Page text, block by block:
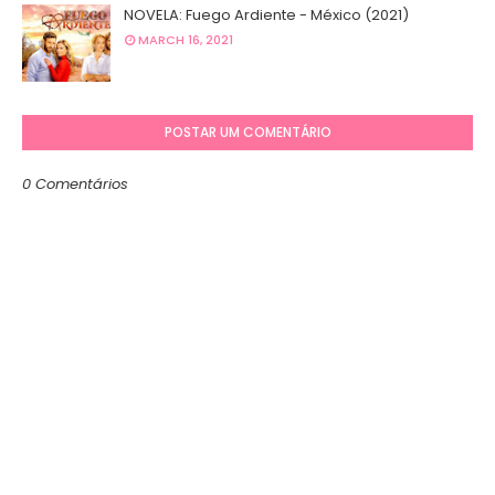
NOVELA: Fuego Ardiente - México (2021)
MARCH 16, 2021
POSTAR UM COMENTÁRIO
0 Comentários